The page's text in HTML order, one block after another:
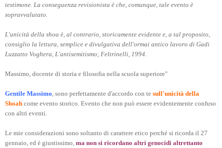
testimone. La conseguenza revisionista è che, comunque, tale evento è
sopravvalutato.
L'unicità della shoa è, al contrario, storicamente evidente e, a tal proposito,
consiglio la lettura, semplice e divulgativa dell'ormai antico lavoro di Gadi
Luzzatto Voghera, L'antisemitismo; Feltrinelli, 1994.
Massimo, docente di storia e filosofia nella scuola superiore"
Gentile Massimo , sono perfettamente d'accordo con te sull'unicità della
Shoah come evento storico. Evento che non può essere evidentemente confuso
con altri eventi.
Le mie considerazioni sono soltanto di carattere etico perché si ricorda il 27
gennaio, ed è giustissimo, ma non si ricordano altri genocidi altrettanto